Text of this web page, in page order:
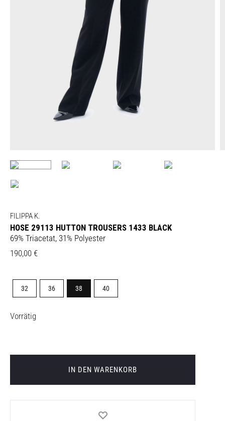
FILIPPA K.
HOSE 29113 HUTTON TROUSERS 1433 BLACK
69% Triacetat, 31% Polyester
190,00 €
32 36 38 40
Vorrätig
IN DEN WARENKORB